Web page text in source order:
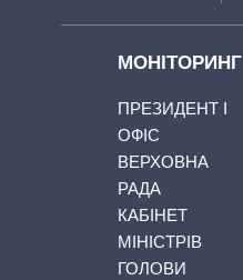
МОНІТОРИНГ
ПРЕЗИДЕНТ І
ОФІС
ВЕРХОВНА
РАДА
КАБІНЕТ
МІНІСТРІВ
ГОЛОВИ